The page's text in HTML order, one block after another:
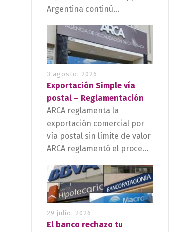
Argentina continú...
3 agosto, 2026
Exportación Simple vía
postal – Reglamentación
ARCA reglamenta la
exportación comercial por
vía postal sin límite de valor
ARCA reglamentó el proce...
29 julio, 2026
El banco rechazo tu